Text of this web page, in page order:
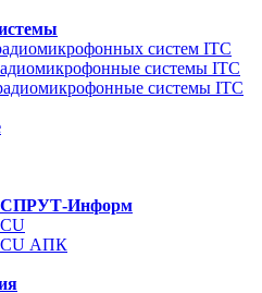
систем ITC
системы ITC
системы ITC
СПРУТ-Информ
АПК